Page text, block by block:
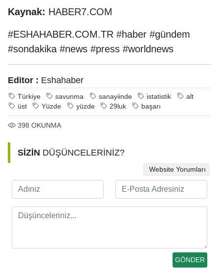
Kaynak: HABER7.COM
#ESHAHABER.COM.TR #haber #gündem
#sondakika #news #press #worldnews
Editor : Eshahaber
Türkiye savunma sanayiinde istatistik
alt
üst
Yüzde yüzde 29luk başarı
398 OKUNMA
SİZİN DÜŞÜNCELERİNİZ?
Website Yorumları